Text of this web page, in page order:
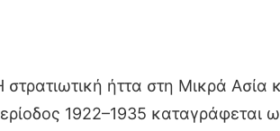
ήττα στη Μικρά Ασία
1922–1935 καταγράφεται